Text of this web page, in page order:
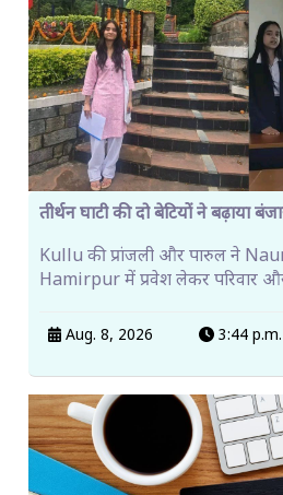
तीर्थन घाटी की दो बेटियों ने बढ़ाया
Kullu की प्रांजली और पारुल ने
Hamirpur में प्रवेश लेकर परिवार
Aug. 8, 2026 3:44 p.m.